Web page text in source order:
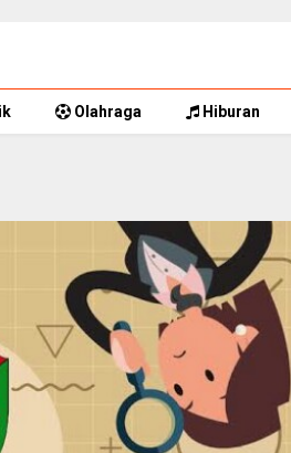
Olahraga Hiburan